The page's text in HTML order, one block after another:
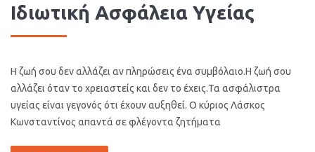
Ιδιωτική Ασφάλεια Υγείας
Η ζωή σου δεν αλλάζει αν πληρώσεις ένα συμβόλαιο.Η ζωή σου
αλλάζει όταν το χρειαστείς και δεν το έχεις.Τα ασφάλιστρα
υγείας είναι γεγονός ότι έχουν αυξηθεί. Ο κύριος Λάσκος
Κωνσταντίνος απαντά σε φλέγοντα ζητήματα